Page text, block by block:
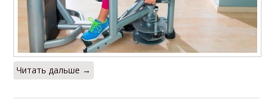
Читать дальше →